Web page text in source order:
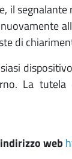
il
di
La
web